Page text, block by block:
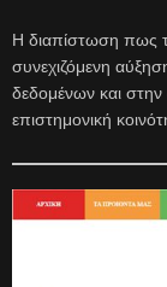
Η διαπίστωση πως
συνεχιζόμενη
δεδομένων και
επιστημονική